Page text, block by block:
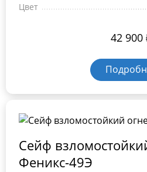
Цвет
42 900
Сейф
Феникс-49Э